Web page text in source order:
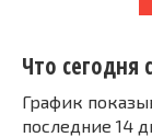
Что сегодня
График
последние 14